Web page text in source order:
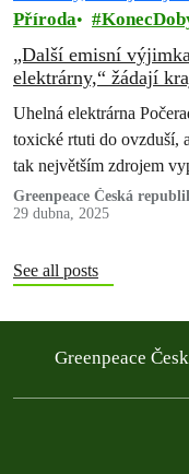
Příroda
„Další emisní
elektrárny,“ žádají
Uhelná elektrárna
toxické rtuti do ovzduší,
tak největším zdrojem
ČR.
Greenpeace Česká
Most a MY Litvínovov
29 dubna, 2025
See all posts
Greenpeace